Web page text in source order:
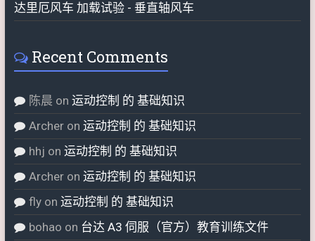
达里厄风车 加载试验 - 垂直轴风车
Recent Comments
陈晨 on 运动控制 的 基础知识
Archeron 运动控制 的 基础知识
hhj on 运动控制 的 基础知识
Archeron 运动控制 的 基础知识
flyon 运动控制 的 基础知识
bohao on 台达 A3 伺服（官方）教育训练文件